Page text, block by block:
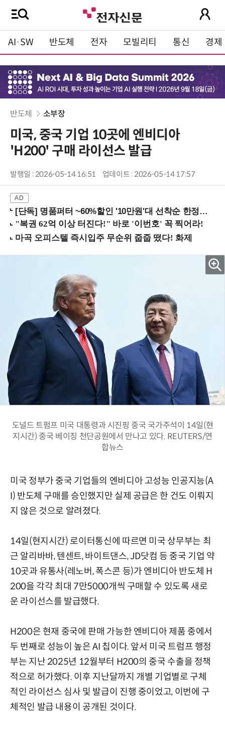
AI·SW 반도체 전자 모빌리티 통신 경제
반도체 소부장
미국, 중국 기업 10곳에 엔비디아
'H200' 구매 라이선스 발급
발행일 : 2026-05-14 16:51 업데이트 : 2026-05-14 17:57
[단독] 명품퍼터 ~60%할인 '10만원'대 선착순 한정판매!
도널드 트펌프 미국 대통령과 시진핑 중국 국가주석이 14일(현
지시간) 중국 베이징 천단공원에서 만나고 있다. REUTERS/연
합뉴스
미국 정부가 중국 기업들의 엔비디아 고성능 인공지능(A
I) 반도체 구매를 승인했지만 실제 공급은 한 건도 이뤄지
지 않은 것으로 알려졌다.
14일(현지시간) 로이터통신에 따르면 미국 상무부는 최
근 알리바바, 텐센트, 바이트댄스, JD닷컴 등 중국 기업 약
10곳과 유통사(레노버, 폭스콘 등)가 엔비디아 반도체 H
200을 각각 최대 7만5000개씩 구매할 수 있도록 새로
운 라이선스를 발급했다.
H200은 현재 중국에 판매 가능한 엔비디아 제품 중에서
두 번째로 성능이 높은 AI 칩이다. 앞서 미국 트럼프 행정
부는 지난 2025년 12월부터 H200의 중국 수출을 정책
적으로 허가했다. 이후 지난달까지 개별 기업별로 구체
적인 라이선스 심사 및 발급이 진행 중이었고, 이번에 구
체적인 발급 내용이 공개된 것이다.